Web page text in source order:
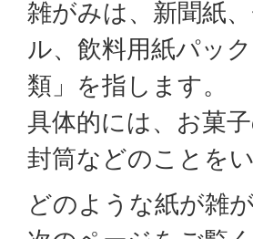
雑がみは、新聞紙
ル、飲料用紙パッ
類」を指します。
具体的には、お菓
封筒などのことをい
どのような紙が雑